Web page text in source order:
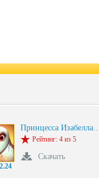
Принцесса
Рейтинг: 4 из 5
Скачать